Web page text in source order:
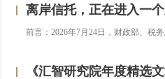
离岸信托，正在进入一
前言：2026年7月24日，财政部、税
《汇智研究院年度精选